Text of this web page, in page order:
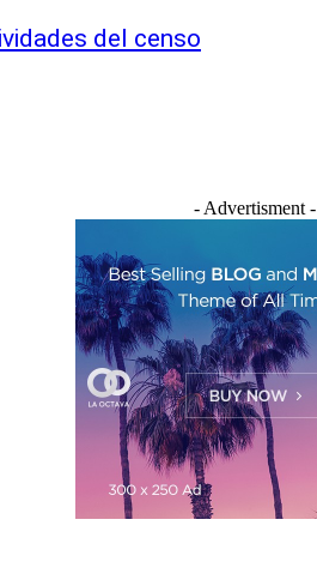
del censo
- Advertisment -